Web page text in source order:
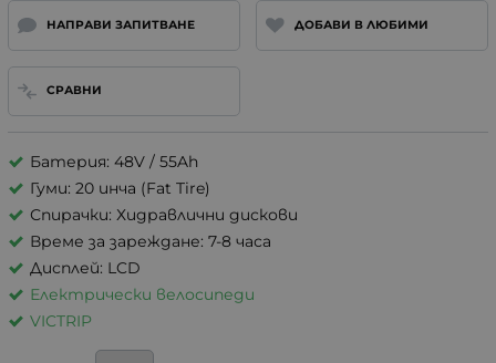
НАПРАВИ ЗАПИТВАНЕ ДОБАВИ В ЛЮБИМИ
СРАВНИ
Батерия: 48V / 55Ah
Гуми: 20 инча (Fat Tire)
Спирачки: Хидравлични дискови
Време за зареждане: 7-8 часа
Дисплей: LCD
Електрически велосипеди
VICTRIP